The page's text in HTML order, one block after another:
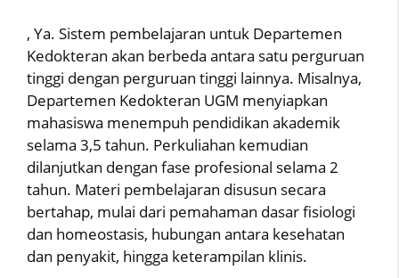
, Ya. Sistem pembelajaran untuk Departemen
Kedokteran akan berbeda antara satu perguruan
tinggi dengan perguruan tinggi lainnya. Misalnya,
Departemen Kedokteran UGM menyiapkan
mahasiswa menempuh pendidikan akademik
selama 3,5 tahun. Perkuliahan kemudian
dilanjutkan dengan fase profesional selama 2
tahun. Materi pembelajaran disusun secara
bertahap, mulai dari pemahaman dasar fisiologi
dan homeostasis, hubungan antara kesehatan
dan penyakit, hingga keterampilan klinis.